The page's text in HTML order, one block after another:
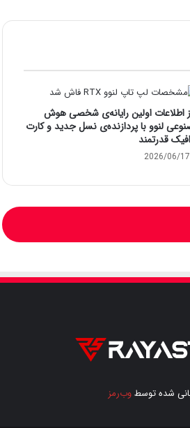
اطلاعات اولین رایانه‌ی شخصی هوش
لنوو با پردازنده‌ی نسل جدید و کارت
قدرتمند
2026/06/17
شده توسطوب‌رمز